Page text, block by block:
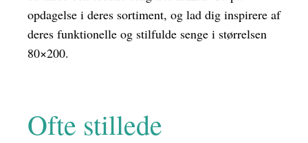
opdagelse i deres sortiment, og lad dig inspirere af
deres funktionelle og stilfulde senge i størrelsen
80×200.
Ofte stillede